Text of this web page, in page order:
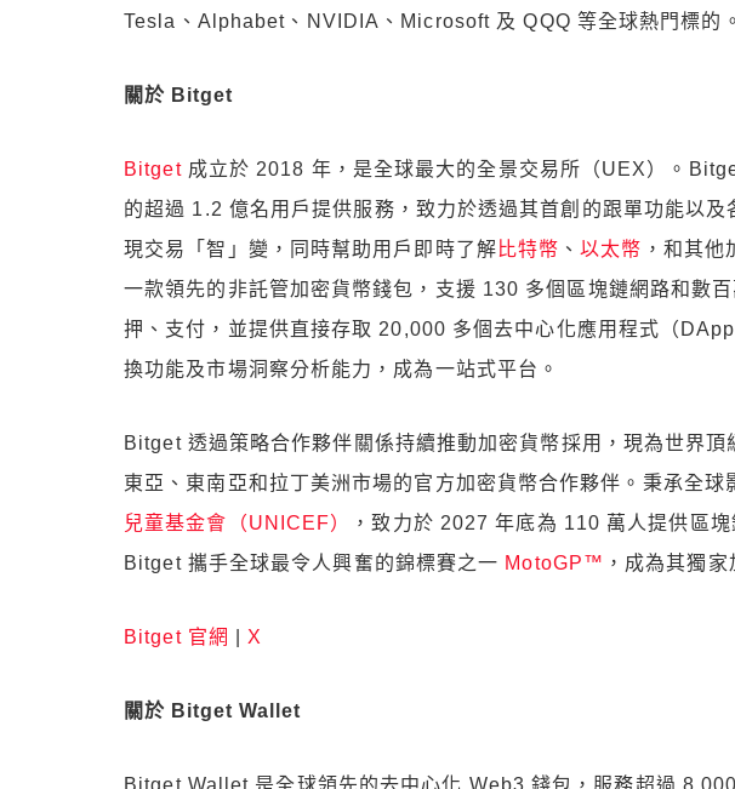
Tesla、Alphabet、NVIDIA、Microsoft 及 QQQ 等全球熱門標的。
關於 Bitget
Bitget成立於 2018 年，是全球最大的全景交易所（UEX）。
的超過 1.2 億名用戶提供服務，致力於透過其首創的跟單功能以
現交易「智」變，同時幫助用戶即時了解 比特幣 、以太幣 ，和其他
一款領先的非託管加密貨幣錢包，支援 130 多個區塊鏈網路和數
押、支付，並提供直接存取 20,000 多個去中心化應用程式（
換功能及市場洞察分析能力，成為一站式平台。
Bitget 透過策略合作夥伴關係持續推動加密貨幣採用，現為世界頂
東亞、東南亞和拉丁美洲市場的官方加密貨幣合作夥伴。秉承全
兒童基金會（UNICEF）
，致力於 2027 年底為 110 萬人提供區
Bitget 攜手全球最令人興奮的錦標賽之一 MotoGP™ ，成為其獨
Bitget 官網 X
關於 Bitget Wallet
Bitget Wallet 是全球領先的去中心化 Web3 錢包，服務超過